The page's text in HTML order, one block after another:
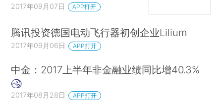
2017年09月07日 APP打开
腾讯投资德国电动飞行器初创企业Lilium
2017年09月06日 APP打开
中金：2017上半年非金融业绩同比增40.3%
2017年08月28日 APP打开